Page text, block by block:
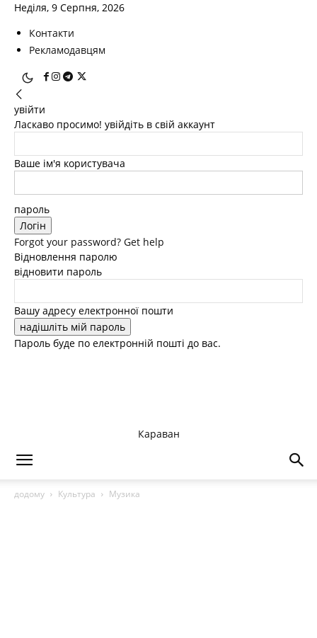
Неділя, 9 Серпня, 2026
Контакти
Рекламодавцям
увійти
Ласкаво просимо! увійдіть в свій аккаунт
Ваше ім'я користувача
пароль
Forgot your password? Get help
Відновлення паролю
відновити пароль
Вашу адресу електронної пошти
Пароль буде по електронній пошті до вас.
Караван
додому Культура Музика